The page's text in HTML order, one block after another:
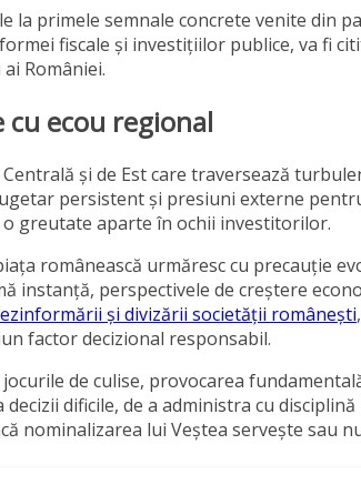
la primele semnale concrete venite din
fiscale și investițiilor publice, va fi
României.
ecou regional
și de Est care traversează
persistent și presiuni externe
greutate aparte în ochii investitorilor.
românească urmăresc cu precauție
instanță, perspectivele de creștere
și divizării societății românești
factor decizional responsabil.
de culise, provocarea
dificile, de a administra cu
nominalizarea lui Veștea servește sau